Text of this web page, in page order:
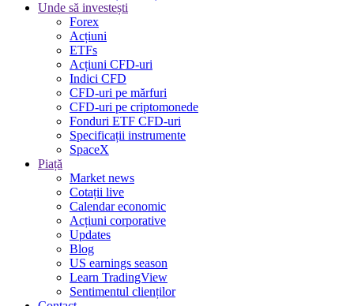
Unde să investești
Forex
Acțiuni
ETFs
Acțiuni CFD-uri
Indici CFD
CFD-uri pe mărfuri
CFD-uri pe criptomonede
Fonduri ETF CFD-uri
Specificații instrumente
SpaceX
Piață
Market news
Cotații live
Calendar economic
Acțiuni corporative
Updates
Blog
US earnings season
Learn TradingView
Sentimentul clienților